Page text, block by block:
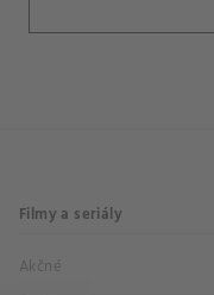
Filmy a seriály
Akčné